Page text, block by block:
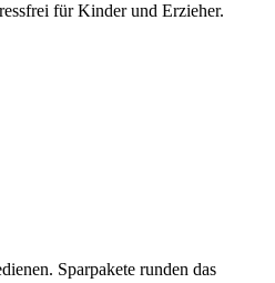
für Kinder und Erzieher.
Sparpakete runden das